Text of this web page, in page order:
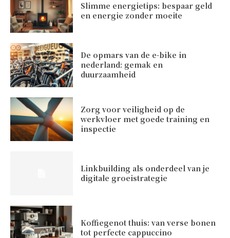
Slimme energietips: bespaar geld
en energie zonder moeite
De opmars van de e-bike in
nederland: gemak en
duurzaamheid
Zorg voor veiligheid op de
werkvloer met goede training en
inspectie
Linkbuilding als onderdeel van je
digitale groeistrategie
Koffiegenot thuis: van verse bonen
tot perfecte cappuccino